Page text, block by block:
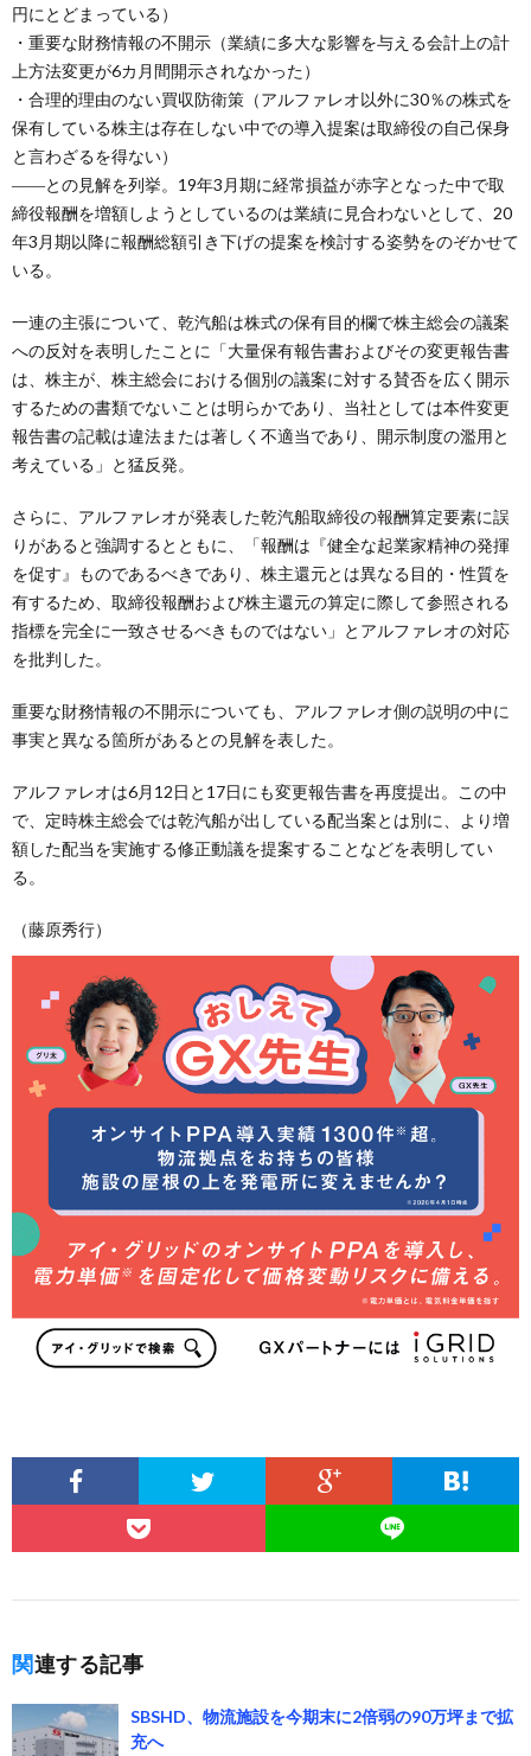
円にとどまっている）
・重要な財務情報の不開示（業績に多大な影響を与える会計上の計
上方法変更が6カ月間開示されなかった）
・合理的理由のない買収防衛策（アルファレオ以外に30％の株式を
保有している株主は存在しない中での導入提案は取締役の自己保身
と言わざるを得ない）
――との見解を列挙。19年3月期に経常損益が赤字となった中で取
締役報酬を増額しようとしているのは業績に見合わないとして、20
年3月期以降に報酬総額引き下げの提案を検討する姿勢をのぞかせて
いる。
一連の主張について、乾汽船は株式の保有目的欄で株主総会の議案
への反対を表明したことに「大量保有報告書およびその変更報告書
は、株主が、株主総会における個別の議案に対する賛否を広く開示
するための書類でないことは明らかであり、当社としては本件変更
報告書の記載は違法または著しく不適当であり、開示制度の濫用と
考えている」と猛反発。
さらに、アルファレオが発表した乾汽船取締役の報酬算定要素に誤
りがあると強調するとともに、「報酬は『健全な起業家精神の発揮
を促す』ものであるべきであり、株主還元とは異なる目的・性質を
有するため、取締役報酬および株主還元の算定に際して参照される
指標を完全に一致させるべきものではない」とアルファレオの対応
を批判した。
重要な財務情報の不開示についても、アルファレオ側の説明の中に
事実と異なる箇所があるとの見解を表した。
アルファレオは6月12日と17日にも変更報告書を再度提出。この中
で、定時株主総会では乾汽船が出している配当案とは別に、より増
額した配当を実施する修正動議を提案することなどを表明してい
る。
（藤原秀行）
関連する記事
SBSHD、物流施設を今期末に2倍弱の90万坪まで拡
充へ